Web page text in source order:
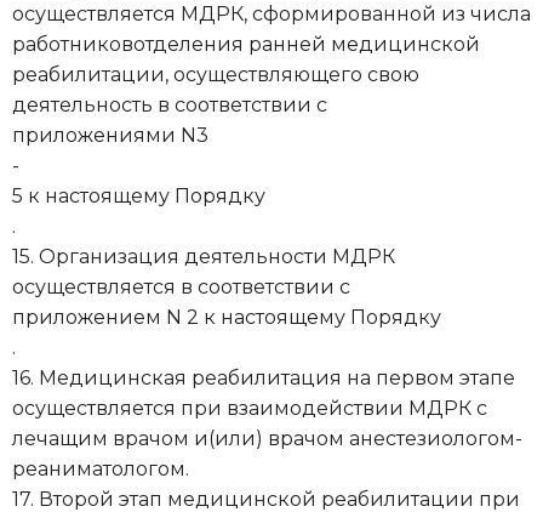
осуществляется МДРК, сформированной из числа
работниковотделения ранней медицинской
реабилитации, осуществляющего свою
деятельность в соответствии с
приложениями N3
-
5 к настоящему Порядку
.
15. Организация деятельности МДРК
осуществляется в соответствии с
приложением N 2 к настоящему Порядку
.
16. Медицинская реабилитация на первом этапе
осуществляется при взаимодействии МДРК с
лечащим врачом и(или) врачом анестезиологом-
реаниматологом.
17. Второй этап медицинской реабилитации при